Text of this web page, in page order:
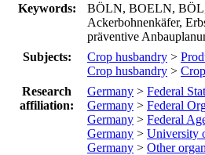
Keywords:
BÖLN, BOELN, BÖL,
Ackerbohnenkäfer,
präventive
Subjects:
Crop husbandry >
Crop husbandry >
Research
affiliation:
Germany > Federal
Germany > Federal
Germany > Federal
Germany > University
Germany > Other